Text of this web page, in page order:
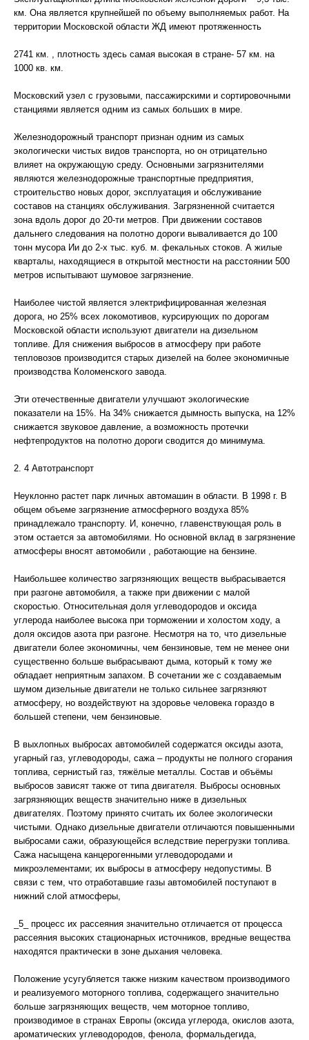
км. Она является крупнейшей по объему выполняемых работ. На
территории Московской области ЖД имеют протяженность
2741 км. , плотность здесь самая высокая в стране- 57 км. на
1000 кв. км.
Московский узел с грузовыми, пассажирскими и сортировочными
станциями является одним из самых больших в мире.
Железнодорожный транспорт признан одним из самых
экологически чистых видов транспорта, но он отрицательно
влияет на окружающую среду. Основными загрязнителями
являются железнодорожные транспортные предприятия,
строительство новых дорог, эксплуатация и обслуживание
составов на станциях обслуживания. Загрязненной считается
зона вдоль дорог до 20-ти метров. При движении составов
дальнего следования на полотно дороги вываливается до 100
тонн мусора Ии до 2-х тыс. куб. м. фекальных стоков. А жилые
кварталы, находящиеся в открытой местности на расстоянии 500
метров испытывают шумовое загрязнение.
Наиболее чистой является электрифицированная железная
дорога, но 25% всех локомотивов, курсирующих по дорогам
Московской области используют двигатели на дизельном
топливе. Для снижения выбросов в атмосферу при работе
тепловозов производится старых дизелей на более экономичные
производства Коломенского завода.
Эти отечественные двигатели улучшают экологические
показатели на 15%. На 34% снижается дымность выпуска, на 12%
снижается звуковое давление, а возможность протечки
нефтепродуктов на полотно дороги сводится до минимума.
2. 4 Автотранспорт
Неуклонно растет парк личных автомашин в области. В 1998 г. В
общем объеме загрязнение атмосферного воздуха 85%
принадлежало транспорту. И, конечно, главенствующая роль в
этом остается за автомобилями. Но основной вклад в загрязнение
атмосферы вносят автомобили , работающие на бензине.
Наибольшее количество загрязняющих веществ выбрасывается
при разгоне автомобиля, а также при движении с малой
скоростью. Относительная доля углеводородов и оксида
углерода наиболее высока при торможении и холостом ходу, а
доля оксидов азота при разгоне. Несмотря на то, что дизельные
двигатели более экономичны, чем бензиновые, тем не менее они
существенно больше выбрасывают дыма, который к тому же
обладает неприятным запахом. В сочетании же с создаваемым
шумом дизельные двигатели не только сильнее загрязняют
атмосферу, но воздействуют на здоровье человека гораздо в
большей степени, чем бензиновые.
В выхлопных выбросах автомобилей содержатся оксиды азота,
угарный газ, углеводороды, сажа – продукты не полного сгорания
топлива, сернистый газ, тяжёлые металлы. Состав и объёмы
выбросов зависят также от типа двигателя. Выбросы основных
загрязняющих веществ значительно ниже в дизельных
двигателях. Поэтому принято считать их более экологически
чистыми. Однако дизельные двигатели отличаются повышенными
выбросами сажи, образующейся вследствие перегрузки топлива.
Сажа насыщена канцерогенными углеводородами и
микроэлементами; их выбросы в атмосферу недопустимы. В
связи с тем, что отработавшие газы автомобилей поступают в
нижний слой атмосферы,
_5_ процесс их рассеяния значительно отличается от процесса
рассеяния высоких стационарных источников, вредные вещества
находятся практически в зоне дыхания человека.
Положение усугубляется также низким качеством производимого
и реализуемого моторного топлива, содержащего значительно
больше загрязняющих веществ, чем моторное топливо,
производимое в странах Европы (оксида углерода, окислов азота,
ароматических углеводородов, фенола, формальдегида,